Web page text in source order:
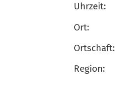
Uhrzeit:
Ort:
Ortschaft:
Region: